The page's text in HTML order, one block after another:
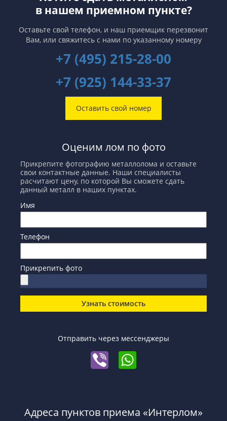
странах наблюдается тенденция
понижения экспорта
улучшение экономической
обстановки. И если Китай сделает
запасах металлов между Западом
и Восток продлится еще не один
в нашем приемном пункте?
Оставьте свой телефон, и наш приемщик перезвонит
Вам, или свяжитесь с нами по указанному номеру
+7 (495) 215-28-00
+7 (925) 144-33-37
Оставить свой номер
Оценим лом по фото
Прикрепите фотографию металлолома и оставьте
свои контактные данные. Наши специалисты
расчитают цену, по которой Вы сможете сдать
данный металл в наших пунктах.
Имя
Телефон
Прикрепить фото
Узнать стоимость
Отправить через мессенджеры
Адреса пунктов приема «Интерлом»